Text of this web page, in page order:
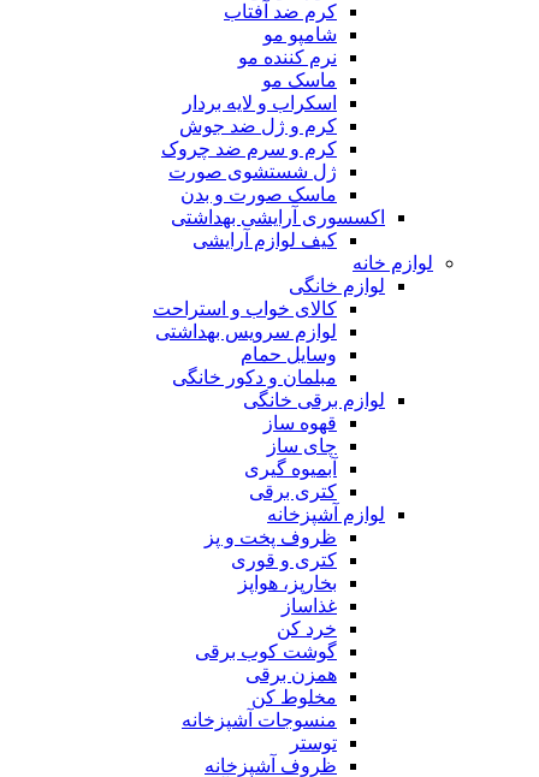
کرم ضد آفتاب
شامپو مو
نرم کننده مو
ماسک مو
اسکراب و لایه بردار
کرم و ژل ضد جوش
کرم و سرم ضد چروک
ژل شستشوی صورت
ماسک صورت و بدن
اکسسوری آرایشی بهداشتی
کیف لوازم آرایشی
لوازم خانه
لوازم خانگی
کالای خواب و استراحت
لوازم سرویس بهداشتی
وسایل حمام
مبلمان و دکور خانگی
لوازم برقی خانگی
قهوه ساز
چای ساز
آبمیوه گیری
کتری برقی
لوازم آشپزخانه
ظروف پخت و پز
کتری و قوری
بخارپز، هواپز
غذاساز
خرد کن
گوشت کوب برقی
همزن برقی
مخلوط کن
منسوجات آشپزخانه
توستر
ظروف آشپزخانه